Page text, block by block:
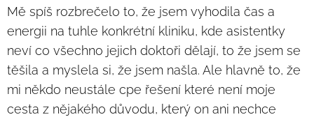
Mě spíš rozbrečelo to, že jsem vyhodila čas a
energii na tuhle konkrétní kliniku, kde asistentky
neví co všechno jejich doktoři dělají, to že jsem se
těšila a myslela si, že jsem našla. Ale hlavně to, že
mi někdo neustále cpe řešení které není moje
cesta z nějakého důvodu, který on ani nechce